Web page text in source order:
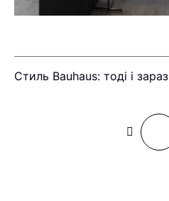
Стиль Bauhaus: тоді і зараз